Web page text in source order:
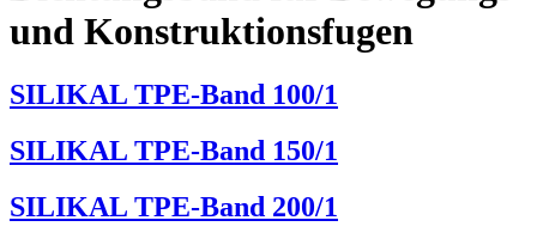
und Konstruktionsfugen
SILIKAL TPE-Band 100/1
SILIKAL TPE-Band 150/1
SILIKAL TPE-Band 200/1